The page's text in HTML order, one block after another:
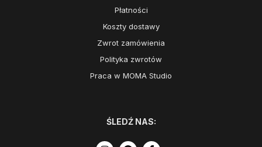
Płatności
Koszty dostawy
Zwrot zamówienia
Polityka zwrotów
Praca w MOMA Studio
ŚLEDŹ NAS: